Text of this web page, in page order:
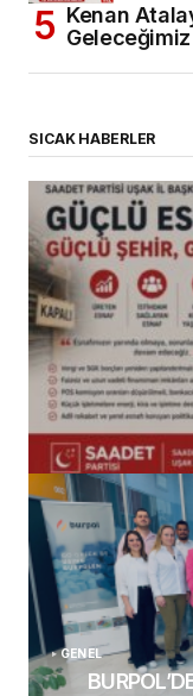
Kenan
Geleceğimiz
SICAK HABERLER
(başlıksız)
Alaattin Karahan
GENEL
BURPOL’DE